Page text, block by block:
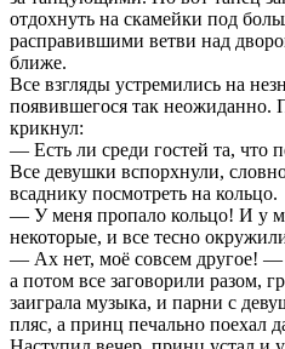
отдохнуть на скамейки под
расправившими ветви над
ближе.
Все взгляды устремились на
появившегося так неожиданно.
крикнул:
— Есть ли среди гостей та, что
Все девушки вспорхнули,
всаднику посмотреть на кольцо.
— У меня пропало кольцо! И у
некоторые, и все тесно
— Ах нет, моё совсем другое! —
а потом все заговорили разом,
заиграла музыка, и парни с
пляс, а принц печально поехал